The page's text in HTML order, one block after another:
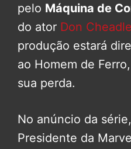
pelo Máquina de
do ator Don Cheadle
produção estará
ao Homem de
sua perda.
No anúncio da série,
Presidente da